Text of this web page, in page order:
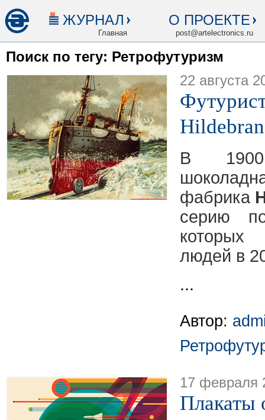
ЖУРНАЛ
Главная
О ПРОЕКТЕ
post@artelectronics.ru
Поиск по тегу: Ретрофутуризм
22 августа
В 1900
фабрика
серию
которых
людей в
...
Автор:
17 февраля
Плакаты